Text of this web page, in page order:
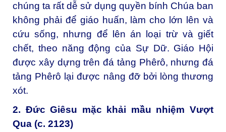
chúng ta rất dễ sử dụng quyền bính Chúa ban
không phải để giáo huấn, làm cho lớn lên và
cứu sống, nhưng để lên án loại trừ và giết
chết, theo năng động của Sự Dữ. Giáo Hội
được xây dựng trên đá tảng Phêrô, nhưng đá
tảng Phêrô lại được nâng đỡ bởi lòng thương
xót.
2. Đức Giêsu mặc khải mầu nhiệm Vượt
Qua (c. 2123)